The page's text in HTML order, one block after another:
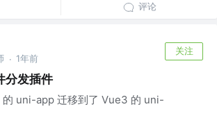
评论
· 1年前
关注
分发插件
的 uni-app 迁移到了 Vue3 的 uni-